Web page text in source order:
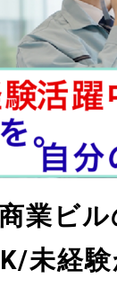
業ビ
未経験